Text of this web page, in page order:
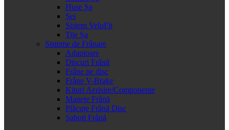
Huse Șa
Șei
Sistem VeloFit
Tije Șa
Sisteme de Frânare
Adaptoare
Discuri Frână
Frâne pe disc
Frâne V-Brake
Kituri Aerisire/Componente
Manete Frână
Plăcuțe Frână Disc
Saboti Frână